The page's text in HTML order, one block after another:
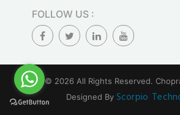
betwild
alobet
slotbar
olabahis
stonebahis
FOLLOW US :
© 2026 All Rights Reserved.
Designed By Scorpio